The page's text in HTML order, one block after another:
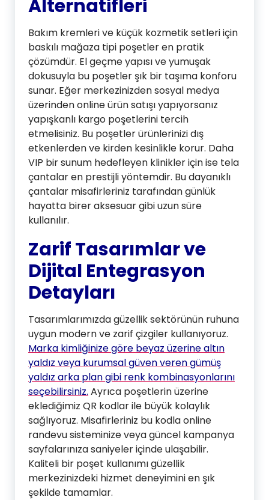
Alternatifleri
Bakım kremleri ve küçük kozmetik setleri için
baskılı mağaza tipi poşetler en pratik
çözümdür. El geçme yapısı ve yumuşak
dokusuyla bu poşetler şık bir taşıma konforu
sunar. Eğer merkezinizden sosyal medya
üzerinden online ürün satışı yapıyorsanız
yapışkanlı kargo poşetlerini tercih
etmelisiniz. Bu poşetler ürünlerinizi dış
etkenlerden ve kirden kesinlikle korur. Daha
VIP bir sunum hedefleyen klinikler için ise tela
çantalar en prestijli yöntemdir. Bu dayanıklı
çantalar misafirleriniz tarafından günlük
hayatta birer aksesuar gibi uzun süre
kullanılır.
Zarif Tasarımlar ve
Dijital Entegrasyon
Detayları
Tasarımlarımızda güzellik sektörünün ruhuna
uygun modern ve zarif çizgiler kullanıyoruz.
Marka kimliğinize göre beyaz üzerine altın
yaldız veya kurumsal güven veren gümüş
yaldız arka plan gibi renk kombinasyonlarını
seçebilirsiniz. Ayrıca poşetlerin üzerine
eklediğimiz QR kodlar ile büyük kolaylık
sağlıyoruz. Misafirleriniz bu kodla online
randevu sisteminize veya güncel kampanya
sayfalarınıza saniyeler içinde ulaşabilir.
Kaliteli bir poşet kullanımı güzellik
merkezinizdeki hizmet deneyimini en şık
şekilde tamamlar.